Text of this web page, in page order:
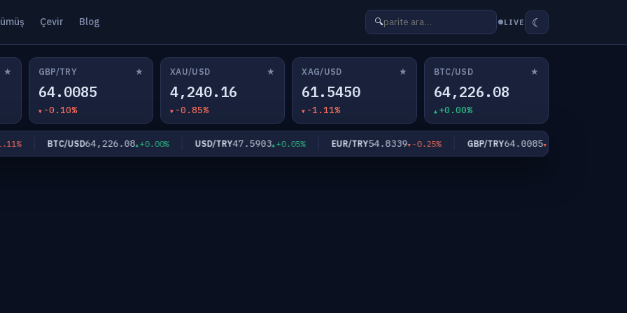
Çevir Blog 🔍 LIVE ☾
★ GBP/TRY ★
64.0085
-0.10%
XAU/USD ★
4,240.16
-0.85%
XAG/USD ★
61.5450
-1.11%
BTC/USD ★
64,226.08
+0.00%
BTC/USD64,226.08 +0.00% USD/TRY47.5903 +0.05% EUR/TRY54.8339 -0.25% GBP/TRY64.0085 -0.10%